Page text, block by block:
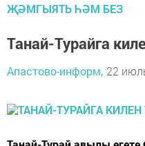
ҖӘМГЫЯТЬ ҺӘМ БЕЗ
Танай-Турайга
Апастово-информ, 22